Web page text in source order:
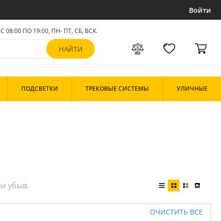
Войти
С 08:00 ПО 19:00, ПН- ПТ,СБ, ВСК.
ПОДСВЕТКИ ТРЕКОВЫЕ СИСТЕМЫ УЛИЧНЫЕ
ОЧИСТИТЬ ВСЕ